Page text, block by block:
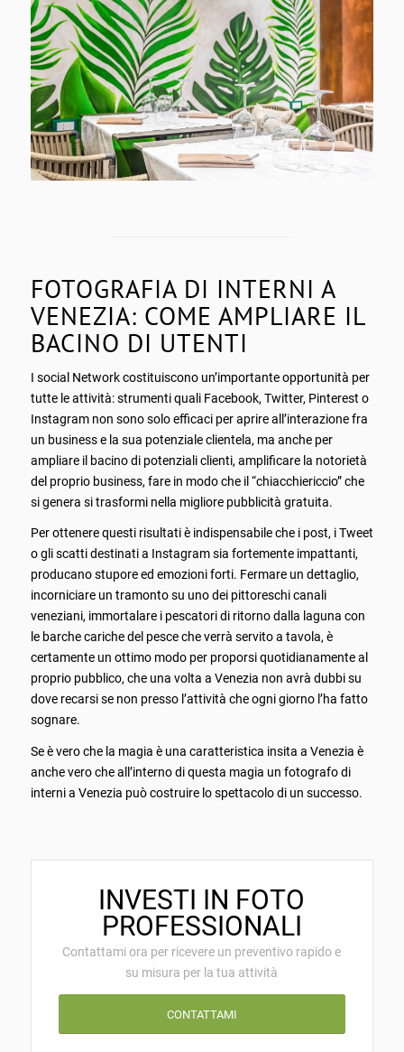
FOTOGRAFIA DI INTERNI A
VENEZIA: COME AMPLIARE IL
BACINO DI UTENTI
I social Network costituiscono un’importante opportunità per
tutte le attività: strumenti quali Facebook, Twitter, Pinterest o
Instagram non sono solo efficaci per aprire all’interazione fra
un business e la sua potenziale clientela, ma anche per
ampliare il bacino di potenziali clienti, amplificare la notorietà
del proprio business, fare in modo che il “chiacchiericcio” che
si genera si trasformi nella migliore pubblicità gratuita.
Per ottenere questi risultati è indispensabile che i post, i Tweet
o gli scatti destinati a Instagram sia fortemente impattanti,
producano stupore ed emozioni forti. Fermare un dettaglio,
incorniciare un tramonto su uno dei pittoreschi canali
veneziani, immortalare i pescatori di ritorno dalla laguna con
le barche cariche del pesce che verrà servito a tavola, è
certamente un ottimo modo per proporsi quotidianamente al
proprio pubblico, che una volta a Venezia non avrà dubbi su
dove recarsi se non presso l’attività che ogni giorno l’ha fatto
sognare.
Se è vero che la magia è una caratteristica insita a Venezia è
anche vero che all’interno di questa magia un fotografo di
interni a Venezia può costruire lo spettacolo di un successo.
INVESTI IN FOTO
PROFESSIONALI
Contattami ora per ricevere un preventivo rapido e
su misura per la tua attività
CONTATTAMI